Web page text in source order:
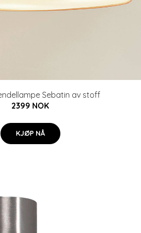
Sebatin av stoff
2399 NOK
KJØP NÅ